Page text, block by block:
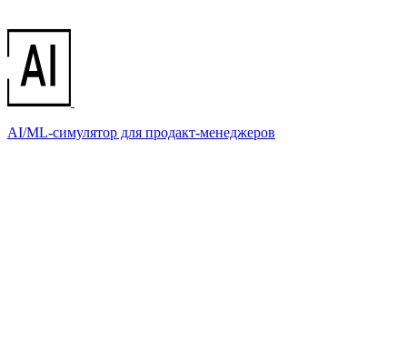
AI/ML-симулятор для продакт-менеджеров